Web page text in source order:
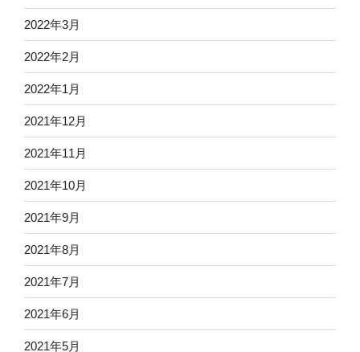
2022年3月
2022年2月
2022年1月
2021年12月
2021年11月
2021年10月
2021年9月
2021年8月
2021年7月
2021年6月
2021年5月